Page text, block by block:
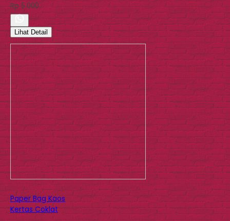
Rp 5.000
Lihat Detail
Paper Bag Kaos
Kertas Coklat